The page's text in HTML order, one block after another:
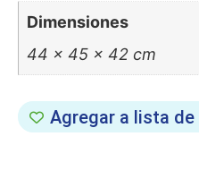
Dimensiones
44 × 45 × 42 cm
Agregar a lista